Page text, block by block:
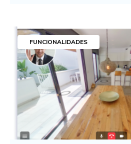
FUNCIONALIDADES